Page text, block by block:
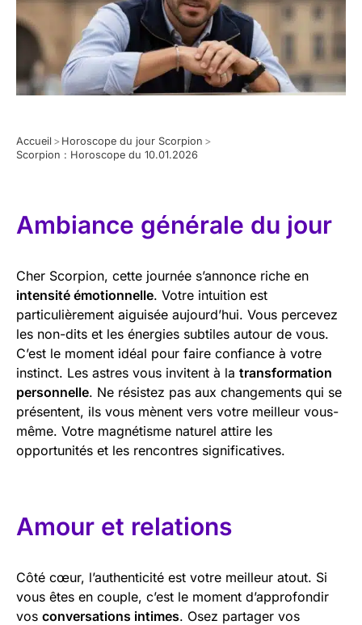
Accueil > Horoscope du jour Scorpion >
Scorpion : Horoscope du 10.01.2026
Ambiance générale du jour
Cher Scorpion, cette journée s’annonce riche en
intensité émotionnelle. Votre intuition est
particulièrement aiguisée aujourd’hui. Vous percevez
les non-dits et les énergies subtiles autour de vous.
C’est le moment idéal pour faire confiance à votre
instinct. Les astres vous invitent à la transformation
personnelle. Ne résistez pas aux changements qui se
présentent, ils vous mènent vers votre meilleur vous-
même. Votre magnétisme naturel attire les
opportunités et les rencontres significatives.
Amour et relations
Côté cœur, l’authenticité est votre meilleur atout. Si
vous êtes en couple, c’est le moment d’approfondir
vos conversations intimes. Osez partager vos